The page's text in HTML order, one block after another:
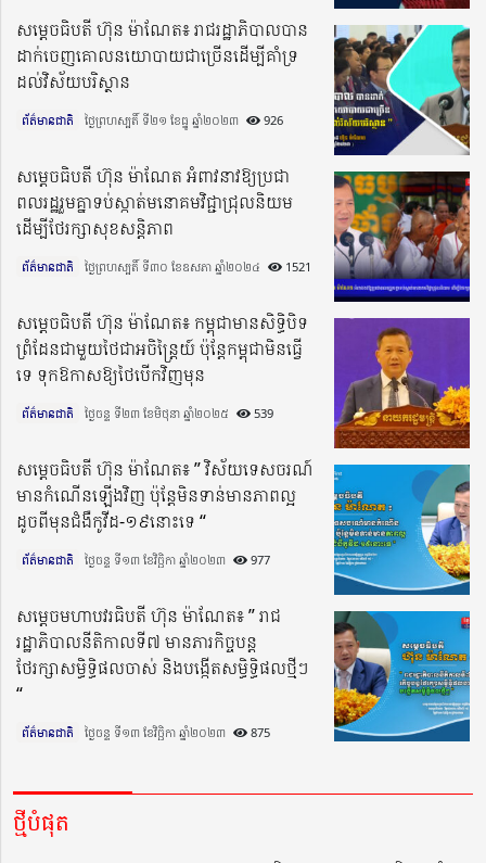
សម្តេចធិបតី ហ៊ុន ម៉ាណែត៖ រាជរដ្ឋាភិបាលបាន
ដាក់ចេញគោលនយោបាយជាច្រើនដើម្បីគាំទ្រ
ដល់វិស័យបរិស្ថាន
ព័ត៌មានជាតិ ថ្ងៃព្រហស្បតិ៍ ទី២១ ខែធ្នូ ឆ្នាំ២០២៣​ 926
សម្តេចធិបតី ហ៊ុន ម៉ាណែត អំពាវនាវឱ្យប្រជា
ពលរដ្ឋរួមគ្នាទប់ស្កាត់មនោគមវិជ្ជាជ្រុលនិយម
ដើម្បីថែរក្សាសុខសន្តិភាព
ព័ត៌មានជាតិ ថ្ងៃព្រហស្បតិ៍ ទី៣០ ខែឧសភា ឆ្នាំ២០២៤​ 1521
សម្តេចធិបតី ហ៊ុន ម៉ាណែត៖ កម្ពុជាមានសិទ្ធិបិទ
ព្រំដែនជាមួយថៃជាអចិន្រ្តៃយ៍ ប៉ុន្តែកម្ពុជាមិនធ្វើ
ទេ ទុកឱកាសឱ្យថៃបើកវិញមុន
ព័ត៌មានជាតិ ថ្ងៃចន្ទ ទី២៣ ខែមិថុនា ឆ្នាំ២០២៥​ 539
សម្តេចធិបតី ហ៊ុន ម៉ាណែត៖ ” វិស័យទេសចរណ៍
មានកំណើនឡើងវិញ ប៉ុន្ដែមិនទាន់មានភាពល្អ
ដូចពីមុនជំងឺកូវីដ-១៩នោះទេ “
ព័ត៌មានជាតិ ថ្ងៃចន្ទ ទី១៣ ខែវិច្ឆិកា ឆ្នាំ២០២៣​ 977
សម្តេចមហាបវរធិបតី ហ៊ុន ម៉ាណែត៖ ” រាជ
រដ្ឋាភិបាលនីតិកាលទី៧ មានភារកិច្ចបន្ត
ថែរក្សាសម្ធិទ្ធិផលចាស់ និងបង្កើតសម្ធិទ្ធិផលថ្មីៗ
“
ព័ត៌មានជាតិ ថ្ងៃចន្ទ ទី១៣ ខែវិច្ឆិកា ឆ្នាំ២០២៣​ 875
ថ្មីបំផុត